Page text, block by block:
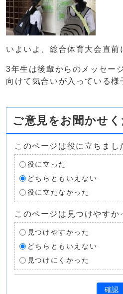
いよいよ、総合体育大会直前
3年生は後輩からのメッセー
向けて気合いが入っている様
ご意見をお聞かせ
このページは役に立ちまし
役に立った
どちらともいえない
役に立たなかった
このページは見つけやすか
見つけやすかった
どちらともいえない
見つけにくかった
確認